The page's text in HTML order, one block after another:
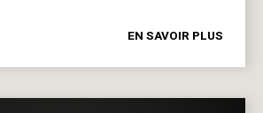
EN SAVOIR PLUS